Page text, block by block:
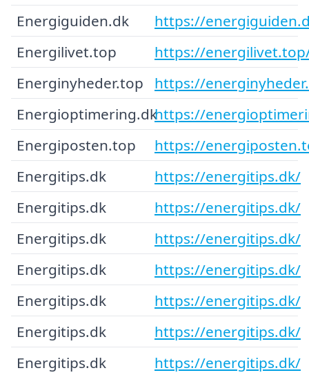
Energiguiden.dk
https://
Energilivet.top
https://
Energinyheder.top
https://
Energioptimering.dkhttps://
Energiposten.top
https://
Energitips.dk
https://energitips.dk/
Energitips.dk
https://energitips.dk/
Energitips.dk
https://energitips.dk/
Energitips.dk
https://energitips.dk/
Energitips.dk
https://energitips.dk/
Energitips.dk
https://energitips.dk/
Energitips.dk
https://energitips.dk/